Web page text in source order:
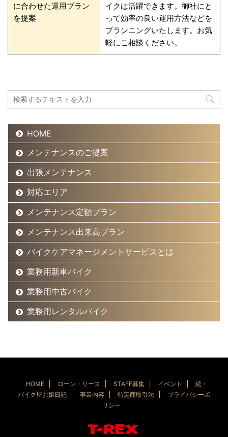
に合わせた運用プラン
を提案
イクは活躍できます。御社にと
って効率の良い運用方法などを
プランニングいたします。お気
軽にご相談ください。
HOME
メンテナンスのご提案
出張メンテナンス
対応エリア
メンテナンス定額プラン
メンテナンス出来高プラン
バイクケアマネージメントサービスとは
業務用新車バイク
業務用中古バイク
業務用レンタルバイク
HOME ローン・リース STAFF募集 イベント
続・
バイク屋お姐日記
事業内容 特定商取引法
プライバシーポ
リシー